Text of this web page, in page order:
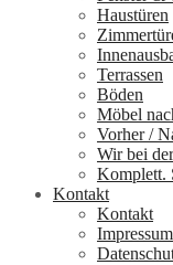
Haustüren
Terrassen
Böden
Möbel
Vorher /
Wir bei
Komplett.
Kontakt
Kontakt
Impressum